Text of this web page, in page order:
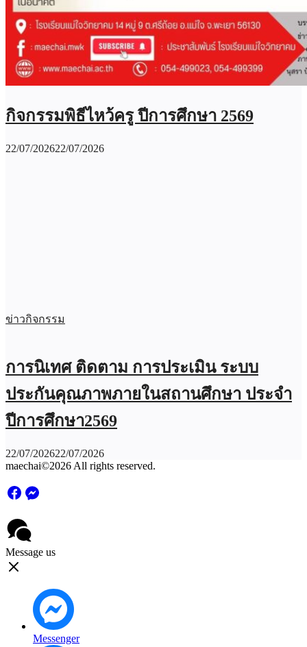
กิจกรรมพิธีไหว้ครู ปีการศึกษา 2569
22/07/202622/07/2026
ข่าวกิจกรรม
การนิเทศ ติดตาม การประเมิน ระบบ
ประกันคุณภาพภายในสถานศึกษา ประจำ
ปีการศึกษา2569
22/07/202622/07/2026
maechai©2026 All rights reserved.
Message us
Messenger